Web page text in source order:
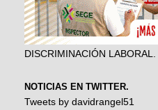
DISCRIMINACIÓN LABORAL.
NOTICIAS EN TWITTER.
Tweets by davidrangel51